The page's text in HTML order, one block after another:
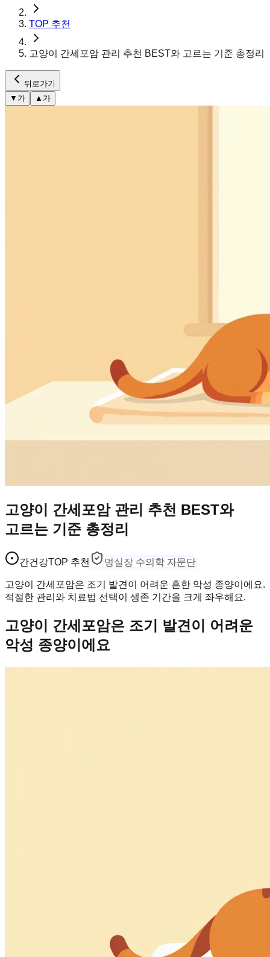
TOP 추천
고양이 간세포암 관리 추천 BEST와 고르는 기준 총정리
뒤로가기
▼ 가 ▲ 가
고양이 간세포암 관리 추천 BEST와
고르는 기준 총정리
간건강TOP 추천 멍실장 수의학 자문단
고양이 간세포암은 조기 발견이 어려운 흔한 악성 종양이에요.
적절한 관리와 치료법 선택이 생존 기간을 크게 좌우해요.
고양이 간세포암은 조기 발견이 어려운
악성 종양이에요